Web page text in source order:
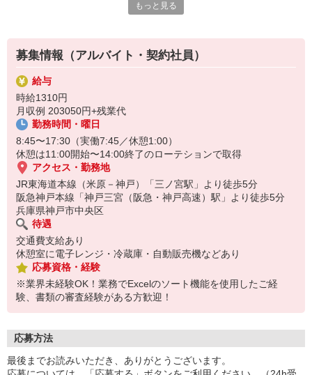
もっと見る
募集情報（アルバイト・契約社員）
給与
時給1310円
月収例 203050円+残業代
勤務時間・曜日
8:45〜17:30（実働7:45／休憩1:00）
休憩は11:00開始〜14:00終了のローテションで取得
アクセス・勤務地
JR東海道本線（米原－神戸）「三ノ宮駅」より徒歩5分
阪急神戸本線「神戸三宮（阪急・神戸高速）駅」より徒歩5分
兵庫県神戸市中央区
待遇
交通費支給あり
休憩室に電子レンジ・冷蔵庫・自動販売機などあり
応募資格・経験
※業界未経験OK！業務でExcelのソート機能を使用したご経
験、書類の審査経験がある方歓迎！
応募方法
最後までお読みいただき、ありがとうございます。